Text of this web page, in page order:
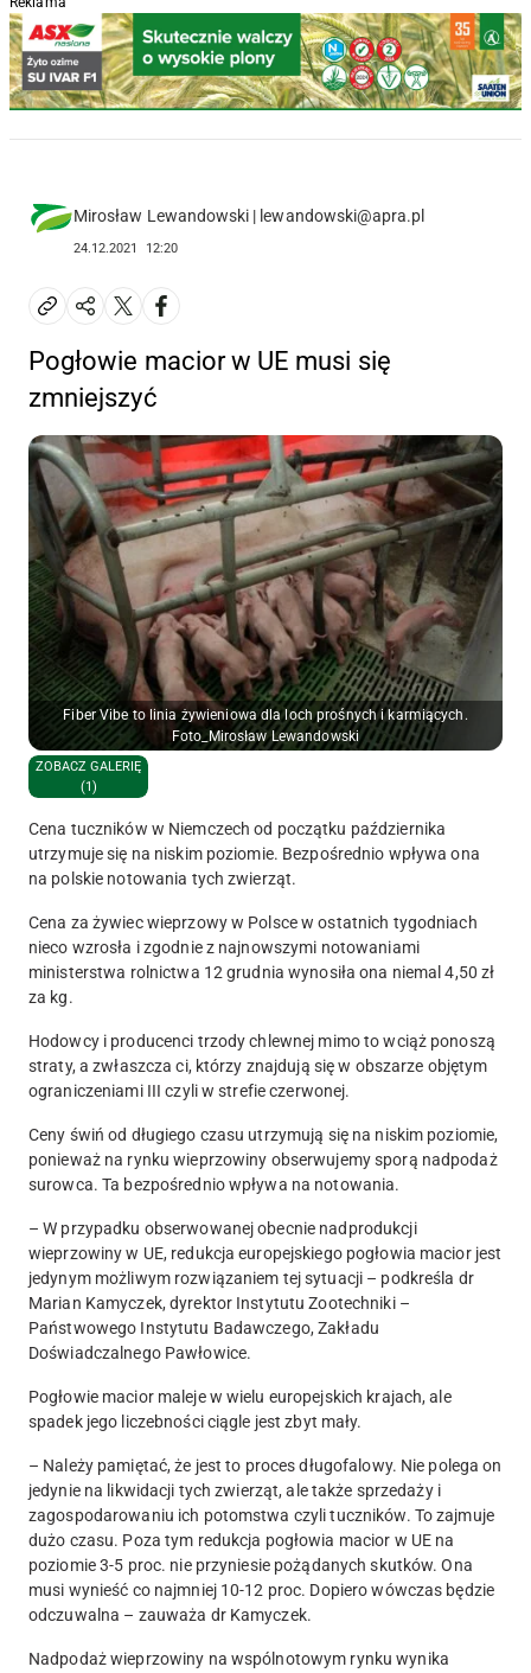
Mirosław Lewandowski | lewandowski@apra.pl
24.12.2021 12:20
Pogłowie macior w UE musi się
zmniejszyć
Fiber Vibe to linia żywieniowa dla loch prośnych i karmiących.
Foto_Mirosław Lewandowski
ZOBACZ GALERIĘ
(1)
Cena tuczników w Niemczech od początku października
utrzymuje się na niskim poziomie. Bezpośrednio wpływa ona
na polskie notowania tych zwierząt.
Cena za żywiec wieprzowy w Polsce w ostatnich tygodniach
nieco wzrosła i zgodnie z najnowszymi notowaniami
ministerstwa rolnictwa 12 grudnia wynosiła ona niemal 4,50 zł
za kg.
Hodowcy i producenci trzody chlewnej mimo to wciąż ponoszą
straty, a zwłaszcza ci, którzy znajdują się w obszarze objętym
ograniczeniami III czyli w strefie czerwonej.
Ceny świń od długiego czasu utrzymują się na niskim poziomie,
ponieważ na rynku wieprzowiny obserwujemy sporą nadpodaż
surowca. Ta bezpośrednio wpływa na notowania.
– W przypadku obserwowanej obecnie nadprodukcji
wieprzowiny w UE, redukcja europejskiego pogłowia macior jest
jedynym możliwym rozwiązaniem tej sytuacji – podkreśla dr
Marian Kamyczek, dyrektor Instytutu Zootechniki –
Państwowego Instytutu Badawczego, Zakładu
Doświadczalnego Pawłowice.
Pogłowie macior maleje w wielu europejskich krajach, ale
spadek jego liczebności ciągle jest zbyt mały.
– Należy pamiętać, że jest to proces długofalowy. Nie polega on
jedynie na likwidacji tych zwierząt, ale także sprzedaży i
zagospodarowaniu ich potomstwa czyli tuczników. To zajmuje
dużo czasu. Poza tym redukcja pogłowia macior w UE na
poziomie 3-5 proc. nie przyniesie pożądanych skutków. Ona
musi wynieść co najmniej 10-12 proc. Dopiero wówczas będzie
odczuwalna – zauważa dr Kamyczek.
Nadpodaż wieprzowiny na wspólnotowym rynku wynika